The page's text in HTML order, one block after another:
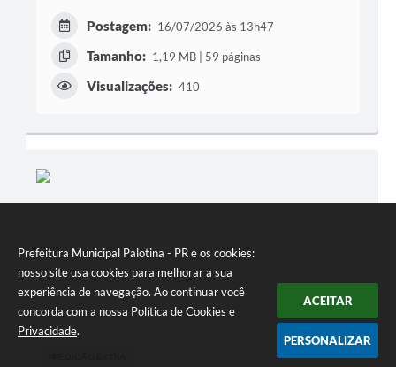
Prefeitura Municipal Palotina - PR e os cookies:
nosso site usa cookies para melhorar a sua
experiência de navegação. Ao continuar você
concorda com a nossa Política de Cookies e
Privacidade.
ACEITAR
PERSONALIZAR
Postagem: 16/07/2026 às 13h47
Tamanho: 1,19 MB | 59 páginas
Visualizações: 410